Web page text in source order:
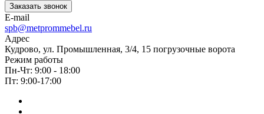
Заказать звонок
E-mail
spb@metprommebel.ru
Адрес
Кудрово, ул. Промышленная, 3/4, 15 погрузочные ворота
Режим работы
Пн-Чт: 9:00 - 18:00
Пт: 9:00-17:00